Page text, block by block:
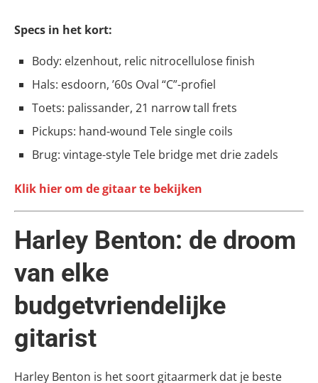
Specs in het kort:
Body: elzenhout, relic nitrocellulose finish
Hals: esdoorn, ’60s Oval “C”-profiel
Toets: palissander, 21 narrow tall frets
Pickups: hand-wound Tele single coils
Brug: vintage-style Tele bridge met drie zadels
Klik hier om de gitaar te bekijken
Harley Benton: de droom
van elke
budgetvriendelijke
gitarist
Harley Benton is het soort gitaarmerk dat je beste